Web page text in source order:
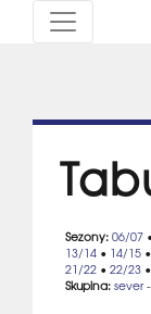
Sezony: 06/07 •
13/14 • 14/15 •
21/22 • 22/23 •
Skupina: sever -